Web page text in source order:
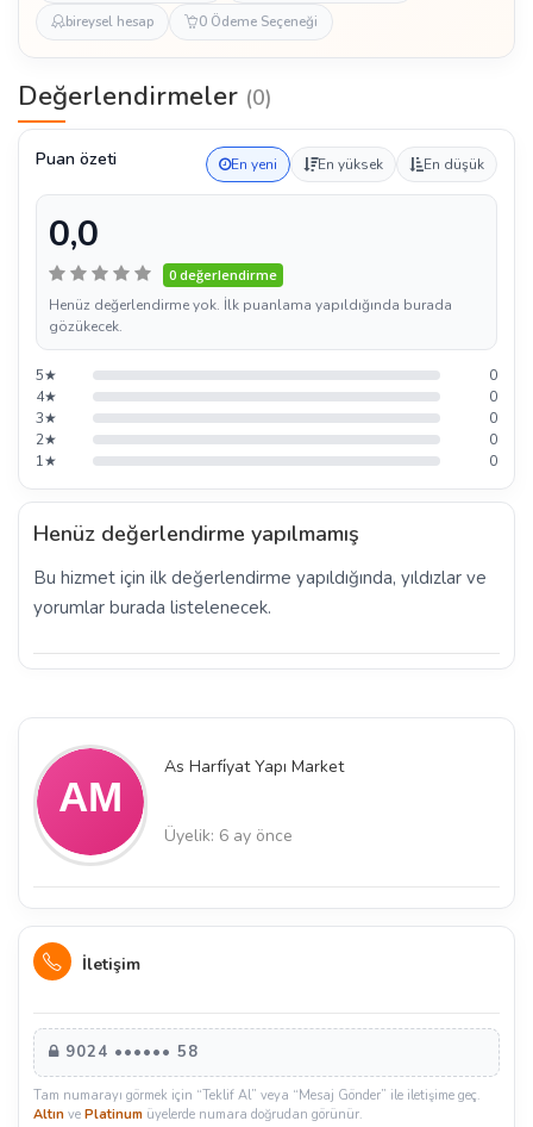
bireysel hesap
0 Ödeme Seçeneği
Değerlendirmeler (0)
Puan özeti En yeni En yüksek En düşük
0,0
0 değerlendirme
Henüz değerlendirme yok. İlk puanlama yapıldığında burada
gözükecek.
5★
0
4★
0
3★
0
2★
0
1★
0
Henüz değerlendirme yapılmamış
Bu hizmet için ilk değerlendirme yapıldığında, yıldızlar ve
yorumlar burada listelenecek.
As Harfi̇yat Yapı Market
Üyelik: 6 ay önce
İletişim
9024 •••••• 58
Tam numarayı görmek için “Teklif Al” veya “Mesaj Gönder” ile iletişime geç.
Altın ve Platinum üyelerde numara doğrudan görünür.